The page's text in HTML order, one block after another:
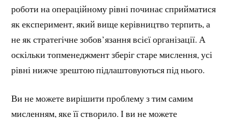
роботи на операційному рівні починає сприйматися
як експеримент, який вище керівництво терпить, а
не як стратегічне зобов’язання всієї організації. А
оскільки топменеджмент зберіг старе мислення, усі
рівні нижче зрештою підлаштовуються під нього.
Ви не можете вирішити проблему з тим самим
мисленням, яке її створило. І ви не можете